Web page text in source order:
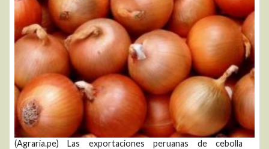
(Agraria.pe) Las exportaciones peruanas de cebolla